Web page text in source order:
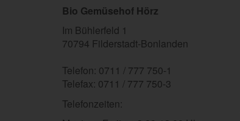
Bio Gemüsehof Hörz
Im Bühlerfeld 1
70794 Filderstadt-Bonlanden
Telefon: 0711 / 777 750-1
Telefax: 0711 / 777 750-3
Telefonzeiten: